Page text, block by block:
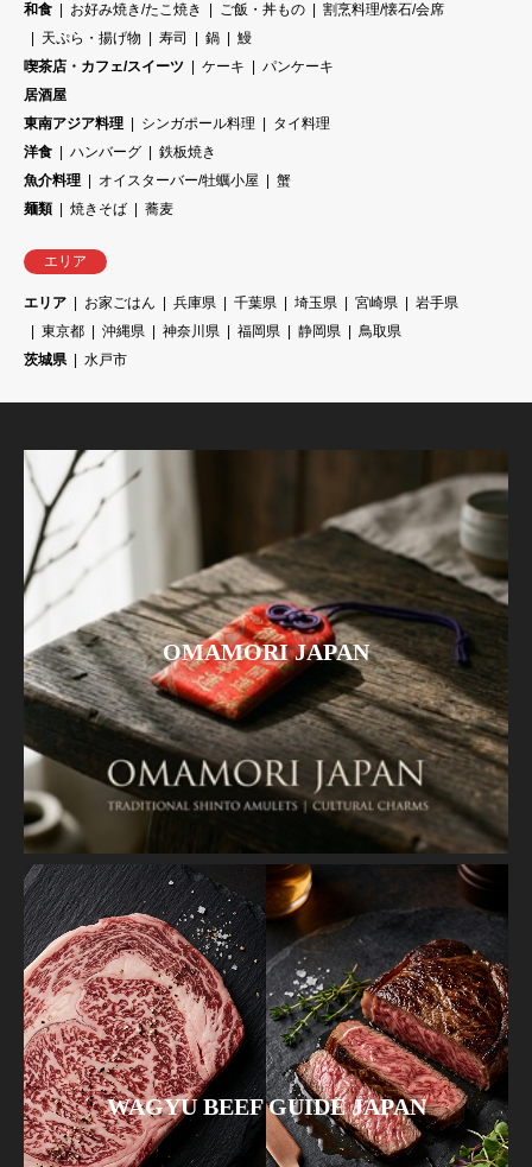
和食
お好み焼き/たこ焼き ご飯・丼もの
割烹料理/懐石/会席
天ぷら・揚げ物
寿司 鍋
鰻
喫茶店・カフェ/スイーツ
ケーキ
パンケーキ
居酒屋
東南アジア料理
シンガポール料理
タイ料理
洋食
ハンバーグ
鉄板焼き
魚介料理
オイスターバー/牡蠣小屋
蟹
麺類
焼きそば 蕎麦
エリア
エリア お家ごはん 兵庫県 千葉県 埼玉県 宮崎県
岩手県
東京都
沖縄県 神奈川県 福岡県 静岡県
鳥取県
茨城県
水戸市
OMAMORI JAPAN
WAGYU BEEF GUIDE JAPAN